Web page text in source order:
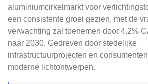
aluminiumcirkelmarkt voor
een consistente groei gezien, met de
verwachting zal toenemen door 4.2%
naar 2030, Gedreven door stedelijke
infrastructuurprojecten en
moderne lichtontwerpen.